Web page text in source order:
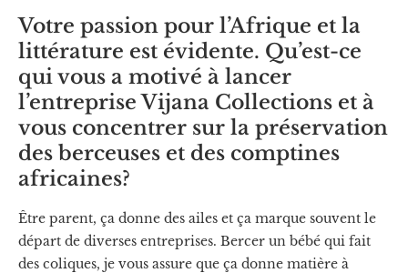
Votre passion pour l’Afrique et la
littérature est évidente. Qu’est-ce
qui vous a motivé à lancer
l’entreprise Vijana Collections et à
vous concentrer sur la préservation
des berceuses et des comptines
africaines?
Être parent, ça donne des ailes et ça marque souvent le
départ de diverses entreprises. Bercer un bébé qui fait
des coliques, je vous assure que ça donne matière à